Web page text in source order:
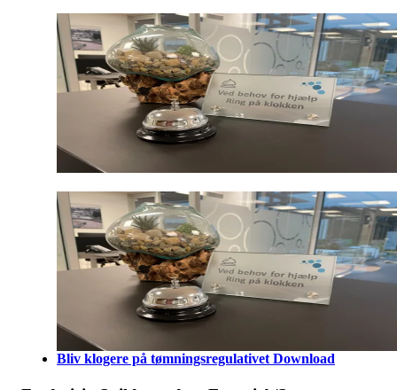
Bliv klogere på tømningsregulativet Download